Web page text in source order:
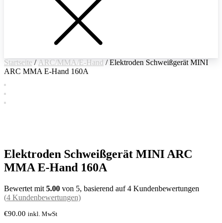
Startseite / ARC/MMA/E-Hand / Elektroden Schweißgerät MINI
ARC MMA E-Hand 160A
Elektroden Schweißgerät MINI ARC
MMA E-Hand 160A
Bewertet mit 5.00 von 5, basierend auf4 Kundenbewertungen
(4 Kundenbewertungen)
€90.00 inkl. MwSt